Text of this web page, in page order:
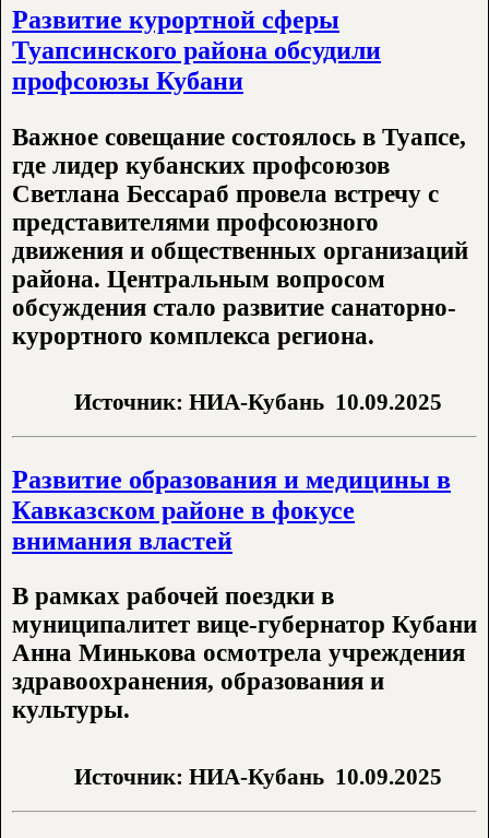
Развитие курортной сферы
Туапсинского района обсудили
профсоюзы Кубани
Важное совещание состоялось в Туапсе,
где лидер кубанских профсоюзов
Светлана Бессараб провела встречу с
представителями профсоюзного
движения и общественных организаций
района. Центральным вопросом
обсуждения стало развитие санаторно-
курортного комплекса региона.
Источник: НИА-Кубань 10.09.2025
Развитие образования и медицины в
Кавказском районе в фокусе
внимания властей
В рамках рабочей поездки в
муниципалитет вице-губернатор Кубани
Анна Минькова осмотрела учреждения
здравоохранения, образования и
культуры.
Источник: НИА-Кубань 10.09.2025